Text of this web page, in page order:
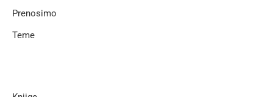
Prenosimo
Teme